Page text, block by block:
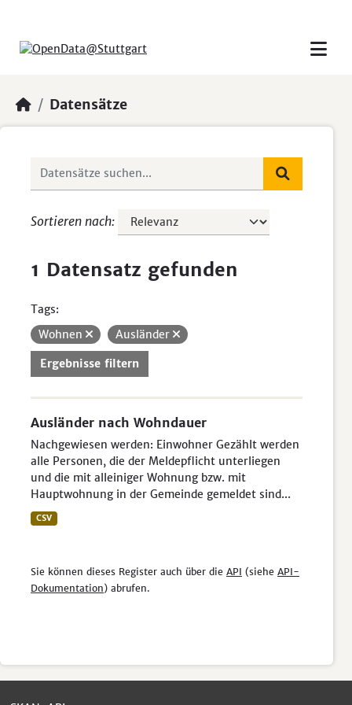
Datensätze
Sortieren nach
1 Datensatz gefunden
Tags:
Wohnen
Ausländer
Ergebnisse filtern
Ausländer nach Wohndauer
Nachgewiesen werden: Einwohner Gezählt werden
alle Personen, die der Meldepflicht unterliegen
und die mit alleiniger Wohnung bzw. mit
Hauptwohnung in der Gemeinde gemeldet sind...
CSV
Sie können dieses Register auch über die API (siehe API-
Dokumentation) abrufen.